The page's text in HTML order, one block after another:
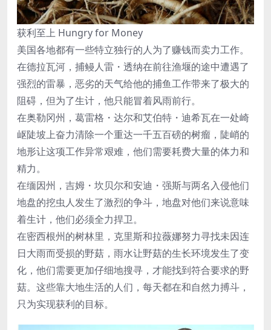
获利至上 Hungry for Money
美国各地都有一些特立独行的人为了赚钱而卖力工作。
在德拉瓦河，捕鳗人雷・透纳在前往渔堰的途中遭遇了
强烈的雷暴，恶劣的天气给他的捕鱼工作带来了极大的
阻碍，但为了生计，他只能冒着风雨前行。
在奥勒冈州，葛雷格・达尔和艾伯特・迪希瓦在一处崎
岖陡坡上奋力清除一个重达一千五百磅的树瘤，陡峭的
地形让这项工作异常艰难，他们需要耗费大量的体力和
精力。
在缅因州，吉姆・坎贝尔和安迪・强斯与两名入侵他们
地盘的挖虫人发生了激烈的争斗，地盘对他们来说意味
着生计，他们必须全力捍卫。
在密西根州的树林里，克里斯和拉薇娜努力寻找未因连
日大雨而受损的野菇，雨水让野菇的生长环境发生了变
化，他们需要更加仔细地搜寻，才能找到符合要求的野
菇。这些靠大地生活的人们，每天都在和自然力搏斗，
只为实现获利的目标。